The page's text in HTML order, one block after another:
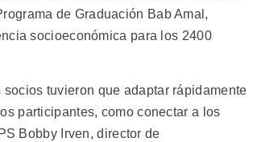
de Graduación Bab Amal,
socioeconómica para los 2400
tuvieron que adaptar rápidamente
participantes, como conectar a los
Bobby Irven, director de